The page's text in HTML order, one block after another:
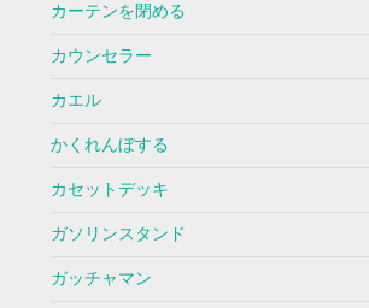
カーテンを閉める
カウンセラー
カエル
かくれんぼする
カセットデッキ
ガソリンスタンド
ガッチャマン